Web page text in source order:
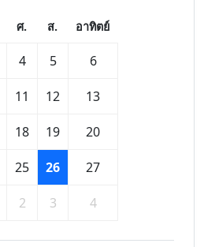
ศ. ส. อาทิตย์
4 5 6
11 12 13
18 19 20
25 26 27
2 3 4